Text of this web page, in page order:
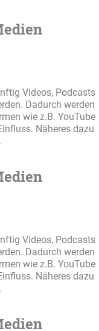
Videos, Podcasts
Dadurch werden
wie z.B. YouTube
Näheres dazu
.
Videos, Podcasts
Dadurch werden
wie z.B. YouTube
Näheres dazu
.